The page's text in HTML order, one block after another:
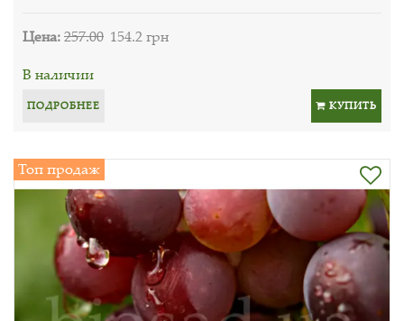
Цена:257.00 154.2 грн
В наличии
ПОДРОБНЕЕ КУПИТЬ
Топ продаж